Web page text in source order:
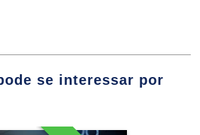
se interessar por